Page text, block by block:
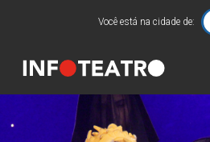
Você está na cidade de: